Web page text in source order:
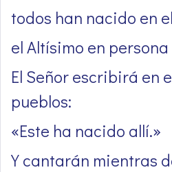
todos han nacido en
el Altísimo en
El Señor escribirá en
pueblos:
«Este ha nacido allí.»
Y cantarán mientras